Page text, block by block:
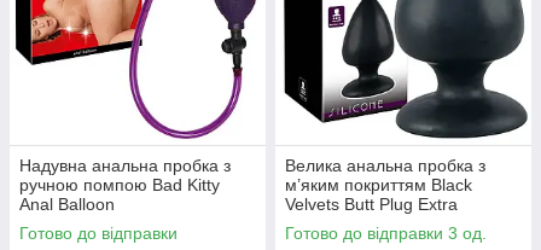
Надувна анальна пробка з
ручною помпою Bad Kitty
Anal Balloon
Готово до відправки
Велика анальна пробка з
м’яким покриттям Black
Velvets Butt Plug Extra
Готово до відправки 3 од.